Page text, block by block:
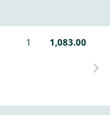
1 1,083.00